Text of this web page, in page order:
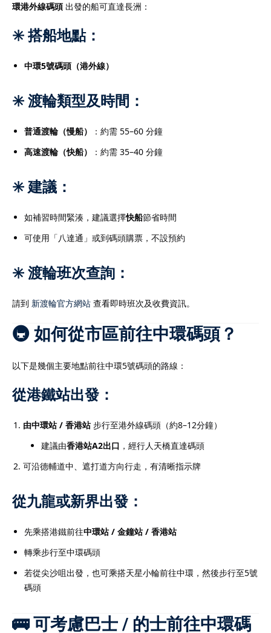
環港外線碼頭 出發的船可直達長洲：
✳️ 搭船地點：
中環5號碼頭（港外線）
✳️ 渡輪類型及時間：
普通渡輪（慢船）
：約需 55–60 分鐘
高速渡輪（快船）
：約需 35–40 分鐘
✳️ 建議：
如補習時間緊湊，建議選擇快船節省時間
可使用「八達通」或到碼頭購票，不設預約
✳️ 渡輪班次查詢：
請到 新渡輪官方網站 查看即時班次及收費資訊。
🚇 如何從市區前往中環碼頭？
以下是幾個主要地點前往中環5號碼頭的路線：
從港鐵站出發：
由中環站 / 香港站步行至港外線碼頭（約8–12分鐘）
建議由香港站A2出口 ，經行人天橋直達碼頭
可沿德輔道中、遮打道方向行走，有清晰指示牌
從九龍或新界出發：
先乘搭港鐵前往中環站 / 金鐘站 / 香港站
轉乘步行至中環碼頭
若從尖沙咀出發，也可乘搭天星小輪前往中環，然後步行至5號
碼頭
🚌 可考慮巴士 / 的士前往中環碼